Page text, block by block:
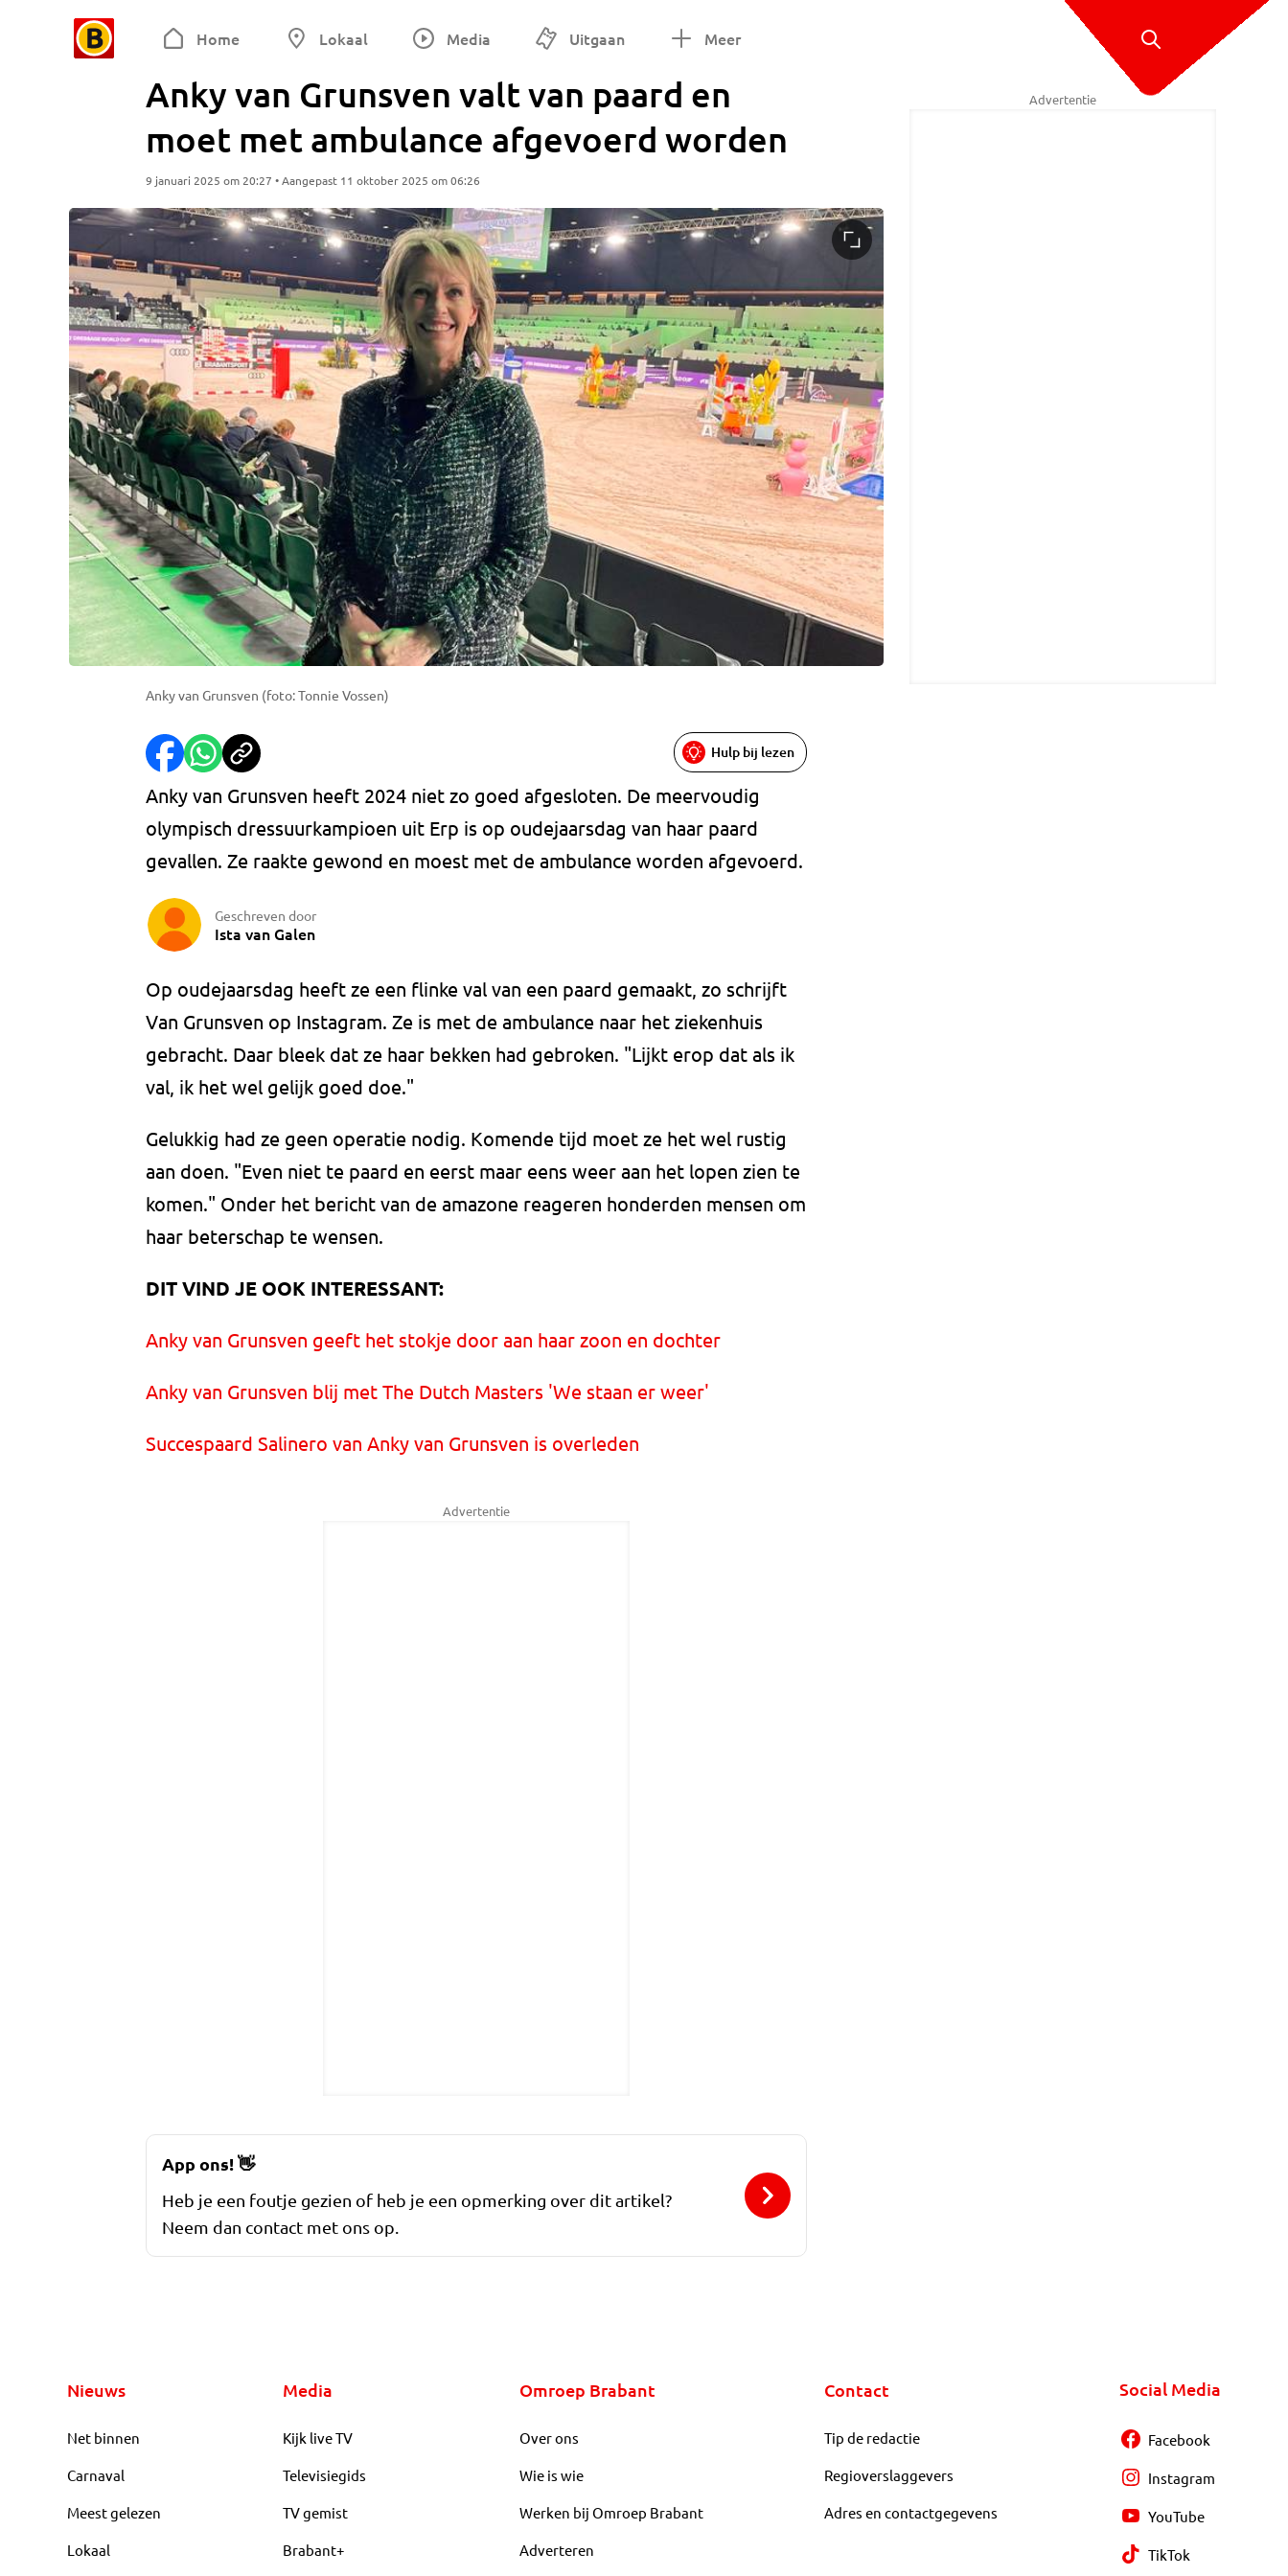
Home Lokaal Media Uitgaan Meer
Anky van Grunsven valt van paard en
moet met ambulance afgevoerd worden
9 januari 2025 om 20:27 • Aangepast 11 oktober 2025 om 06:26
Anky van Grunsven (foto: Tonnie Vossen)
Hulp bij lezen
Anky van Grunsven heeft 2024 niet zo goed afgesloten. De meervoudig
olympisch dressuurkampioen uit Erp is op oudejaarsdag van haar paard
gevallen. Ze raakte gewond en moest met de ambulance worden afgevoerd.
Geschreven door
Ista van Galen
Op oudejaarsdag heeft ze een flinke val van een paard gemaakt, zo schrijft
Van Grunsven op Instagram. Ze is met de ambulance naar het ziekenhuis
gebracht. Daar bleek dat ze haar bekken had gebroken. "Lijkt erop dat als ik
val, ik het wel gelijk goed doe."
Gelukkig had ze geen operatie nodig. Komende tijd moet ze het wel rustig
aan doen. "Even niet te paard en eerst maar eens weer aan het lopen zien te
komen." Onder het bericht van de amazone reageren honderden mensen om
haar beterschap te wensen.
DIT VIND JE OOK INTERESSANT:
Anky van Grunsven geeft het stokje door aan haar zoon en dochter
Anky van Grunsven blij met The Dutch Masters 'We staan er weer'
Succespaard Salinero van Anky van Grunsven is overleden
Advertentie
Advertentie
App ons!👋
Heb je een foutje gezien of heb je een opmerking over dit artikel?
Neem dan contact met ons op.
Nieuws
Net binnen
Carnaval
Meest gelezen
Lokaal
Media
Kijk live TV
Televisiegids
TV gemist
Brabant+
Omroep Brabant
Over ons
Wie is wie
Werken bij Omroep Brabant
Adverteren
Contact
Tip de redactie
Regioverslaggevers
Adres en contactgegevens
Social Media
Facebook
Instagram
YouTube
TikTok